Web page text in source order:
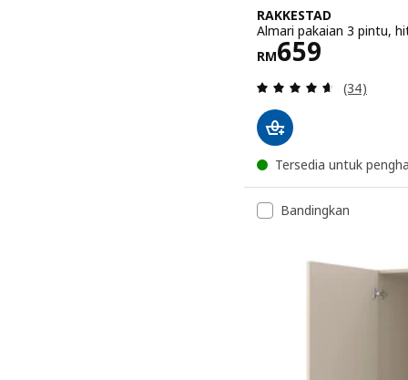
RAKKESTAD
Almari pakaian 3 pintu,
RM659
Harga RM
Ulasan:
(34)
Tersedia untuk
Bandingkan